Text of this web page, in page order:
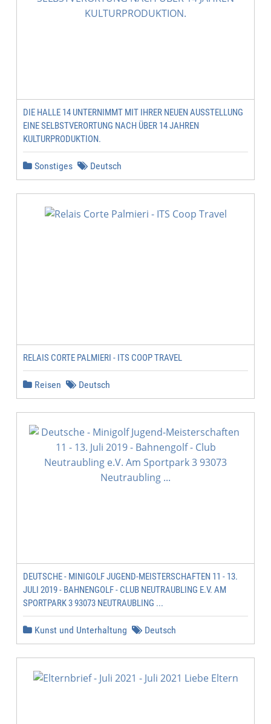
DIE HALLE 14 UNTERNIMMT MIT IHRER NEUEN AUSSTELLUNG
EINE SELBSTVERORTUNG NACH ÜBER 14 JAHREN
KULTURPRODUKTION.
Sonstiges Deutsch
RELAIS CORTE PALMIERI - ITS COOP TRAVEL
Reisen Deutsch
DEUTSCHE - MINIGOLF JUGEND-MEISTERSCHAFTEN 11 - 13.
JULI 2019 - BAHNENGOLF - CLUB NEUTRAUBLING E.V. AM
SPORTPARK 3 93073 NEUTRAUBLING ...
Kunst und Unterhaltung Deutsch